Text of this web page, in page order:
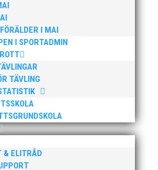
I MAI
I SPORTADMIN
TÄVLING
& ELITRÅD
presenterade
och berättade om ett spännande
arrangemang. Han redogjorde
till budget 2014 som bl a innebar
satsning på elitutskottet.
ordförande.
ledamot
revisor